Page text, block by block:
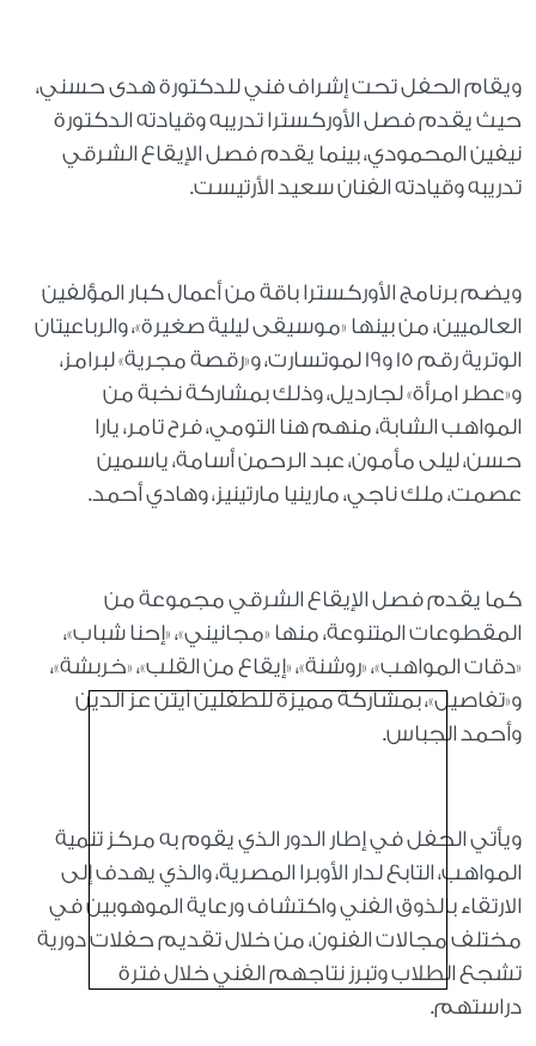
ويقام الحفل تحت إشراف فني للدكتورة هدى حسني،
حيث يقدم فصل الأوركسترا تدريبه وقيادته الدكتورة
نيفين المحمودي، بينما يقدم فصل الإيقاع الشرقي
تدريبه وقيادته الفنان سعيد الأرتيست.
ويضم برنامج الأوركسترا باقة من أعمال كبار المؤلفين
العالميين، من بينها «موسيقى ليلية صغيرة»، والرباعيتان
الوترية رقم 15 و19 لموتسارت، و«رقصة مجرية» لبرامز،
و«عطر امرأة» لجارديل، وذلك بمشاركة نخبة من
المواهب الشابة، منهم هنا التومي، فرح تامر، يارا
حسن، ليلى مأمون، عبد الرحمن أسامة، ياسمين
عصمت، ملك ناجي، مارينيا مارتينيز، وهادي أحمد.
كما يقدم فصل الإيقاع الشرقي مجموعة من
المقطوعات المتنوعة، منها «مجانيني»، «إحنا شباب»،
«دقات المواهب»، «روشنة»، «إيقاع من القلب»، «خربشة»،
و«تفاصيل»، بمشاركة مميزة للطفلين آيتن عز الدين
وأحمد الجباس.
ويأتي الحفل في إطار الدور الذي يقوم به مركز تنمية
المواهب، التابع لدار الأوبرا المصرية، والذي يهدف إلى
الارتقاء بالذوق الفني واكتشاف ورعاية الموهوبين في
مختلف مجالات الفنون، من خلال تقديم حفلات دورية
تشجع الطلاب وتبرز نتاجهم الفني خلال فترة
دراستهم.